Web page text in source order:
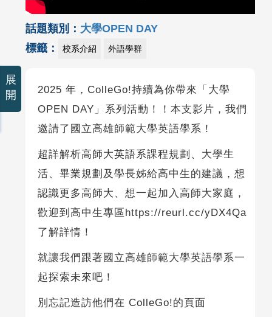
話題類別： 大學OPEN DAY
標籤：
校系介紹 外語學群
2025 年，ColleGo!持續為你帶來「大學
OPEN DAY」系列活動！！本支影片，我們
邀請了國立高雄師範大學英語學系！
超詳解析高師大英語系課程規劃、大學生
活、畢業規劃及學長姊給高中生的建議，想
認識更多高師大、想一起加入高師大家庭，
歡迎到高中生專區https://reurl.cc/yDX4Qa
了解詳情！
就讓我們跟著國立高雄師範大學英語學系一
起探索未來吧！
別忘記造訪他們在 ColleGo!的頁面
展
開